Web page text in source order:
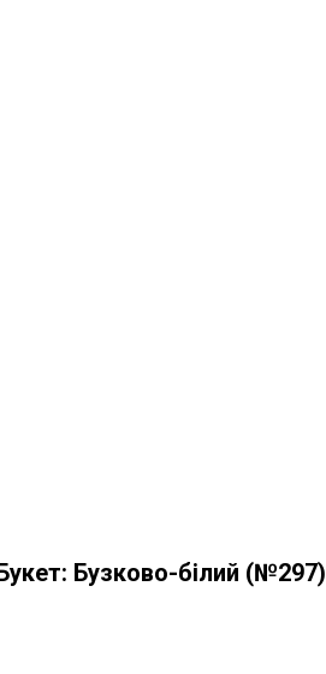
Бузково-білий (№297)